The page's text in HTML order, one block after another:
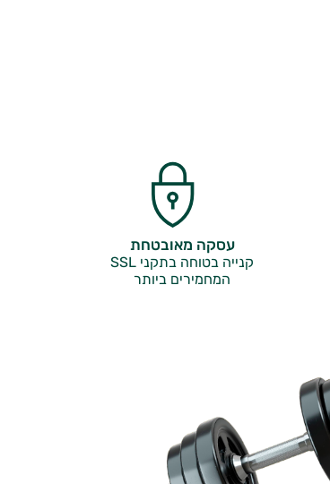
עסקה מאובטחת
קנייה בטוחה בתקני SSL
המחמירים ביותר